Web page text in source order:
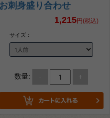
刺身盛り合わせ
1,215円(税込)
サイズ：
数量: - +